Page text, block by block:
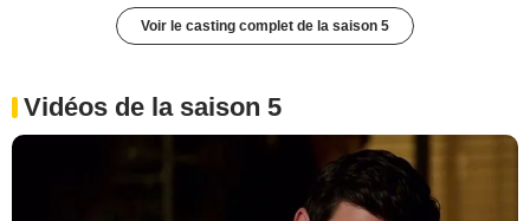
Voir le casting complet de la saison 5
Vidéos de la saison 5